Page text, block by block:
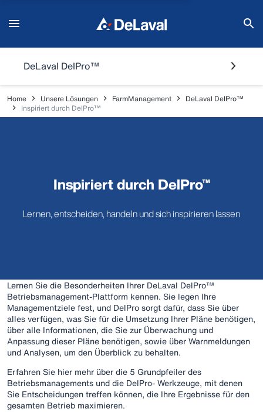
DeLaval DelPro™
Home Unsere Lösungen FarmManagement
DeLaval DelPro™
Inspiriert durch DelPro™
Inspiriert durch DelPro™
Lernen, entscheiden, handeln und sich inspirieren lassen
Lernen Sie die Besonderheiten Ihrer DeLaval DelPro™
Betriebsmanagement-Plattform kennen. Sie legen Ihre
Managementziele fest, und DelPro sorgt dafür, dass Sie über
alles verfügen, was Sie für die Umsetzung Ihrer Pläne benötigen,
über alle Informationen, die Sie zur Überwachung und
Anpassung dieser Pläne benötigen, sowie über Warnmeldungen
und Analysen, um den Überblick zu behalten.
Erfahren Sie hier mehr über die 5 Grundpfeiler des
Betriebsmanagements und die DelPro- Werkzeuge, mit denen
Sie Entscheidungen treffen können, die Ihre Ergebnisse für den
gesamten Betrieb maximieren.